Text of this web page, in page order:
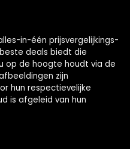
in-één prijsvergelijkings-
deals biedt die
op de hoogte houdt via de
zijn
hun respectievelijke
is afgeleid van hun